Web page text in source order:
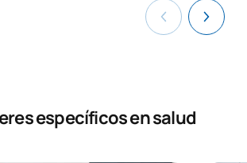
específicos en salud